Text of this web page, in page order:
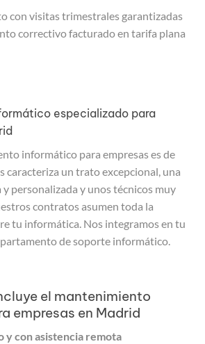
con visitas trimestrales garantizadas
correctivo facturado en tarifa plana
especializado para
informático para empresas es de
caracteriza un trato excepcional, una
personalizada y unos técnicos muy
contratos asumen toda la
tu informática. Nos integramos en tu
de soporte informático.
el mantenimiento
empresas en Madrid
y con asistencia remota